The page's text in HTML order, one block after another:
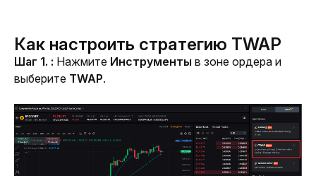
Как настроить стратегию TWAP
Шаг 1. : Нажмите Инструменты в зоне ордера и
выберите TWAP.